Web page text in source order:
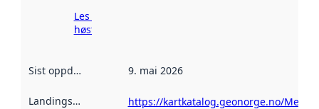
Les mer om
høsting her
Sist oppdatert 9. mai 2026
Landingsside
https://kartkatalog.geonorge.no/